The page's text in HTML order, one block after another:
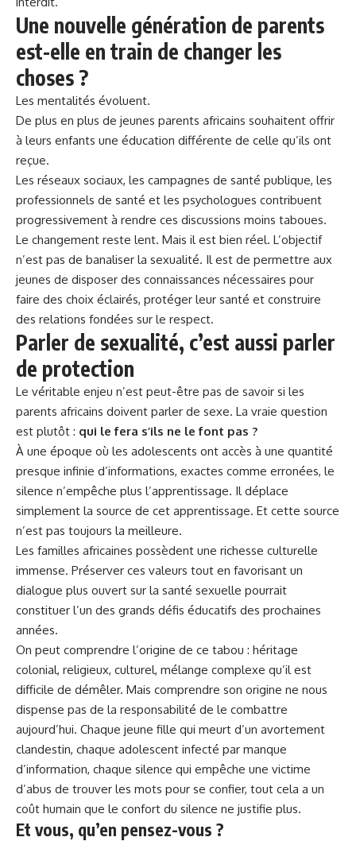
Une nouvelle génération de parents
est-elle en train de changer les
choses ?
Les mentalités évoluent.
De plus en plus de jeunes parents africains souhaitent offrir
à leurs enfants une éducation différente de celle qu’ils ont
reçue.
Les réseaux sociaux, les campagnes de santé publique, les
professionnels de santé et les psychologues contribuent
progressivement à rendre ces discussions moins taboues.
Le changement reste lent. Mais il est bien réel. L’objectif
n’est pas de banaliser la sexualité. Il est de permettre aux
jeunes de disposer des connaissances nécessaires pour
faire des choix éclairés, protéger leur santé et construire
des relations fondées sur le respect.
Parler de sexualité, c’est aussi parler
de protection
Le véritable enjeu n’est peut-être pas de savoir si les
parents africains doivent parler de sexe. La vraie question
est plutôt : qui le fera s’ils ne le font pas ?
À une époque où les adolescents ont accès à une quantité
presque infinie d’informations, exactes comme erronées, le
silence n’empêche plus l’apprentissage. Il déplace
simplement la source de cet apprentissage. Et cette source
n’est pas toujours la meilleure.
Les familles africaines possèdent une richesse culturelle
immense. Préserver ces valeurs tout en favorisant un
dialogue plus ouvert sur la santé sexuelle pourrait
constituer l’un des grands défis éducatifs des prochaines
années.
On peut comprendre l’origine de ce tabou : héritage
colonial, religieux, culturel, mélange complexe qu’il est
difficile de démêler. Mais comprendre son origine ne nous
dispense pas de la responsabilité de le combattre
aujourd’hui. Chaque jeune fille qui meurt d’un avortement
clandestin, chaque adolescent infecté par manque
d’information, chaque silence qui empêche une victime
d’abus de trouver les mots pour se confier, tout cela a un
coût humain que le confort du silence ne justifie plus.
Et vous, qu’en pensez-vous ?